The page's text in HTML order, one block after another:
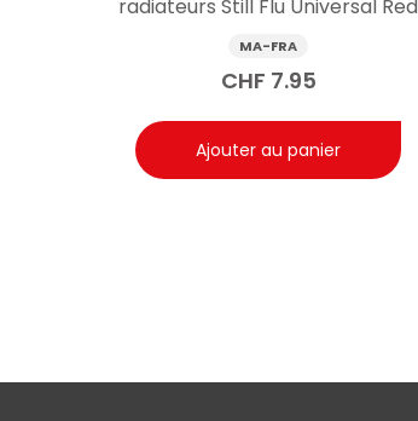
radiateurs Still Flu Universal Red
-20 °C 1000 ml
MA-FRA
CHF 7.95
Ajouter au panier